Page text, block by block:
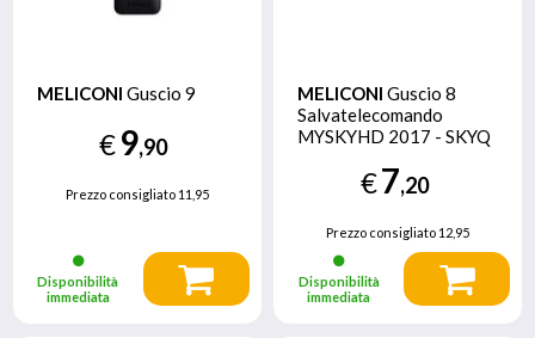
MELICONI Guscio 9
€9,90
Prezzo consigliato11,95
Disponibilità
immediata
MELICONI Guscio 8
Salvatelecomando
MYSKYHD 2017 - SKYQ
€7,20
Prezzo consigliato 12,95
Disponibilità
immediata